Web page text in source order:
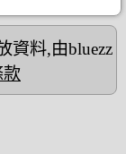
資料,由bluezz
款